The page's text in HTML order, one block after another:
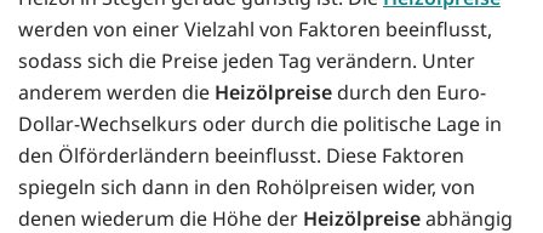
werden von einer Vielzahl von Faktoren beeinflusst,
sodass sich die Preise jeden Tag verändern. Unter
anderem werden die Heizölpreise durch den Euro-
Dollar-Wechselkurs oder durch die politische Lage in
den Ölförderländern beeinflusst. Diese Faktoren
spiegeln sich dann in den Rohölpreisen wider, von
denen wiederum die Höhe der Heizölpreiseabhängig